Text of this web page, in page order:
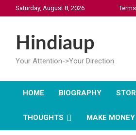
to
Saturday, August 8, 2026
Hindiaup
Your Attention->Your Direction
HOME BIOGRAPHY
THOUGHTS MAKE